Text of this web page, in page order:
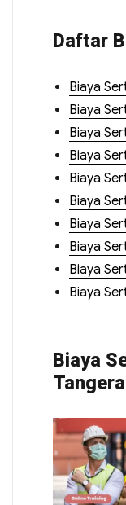
Daftar
Biaya
Biaya
Biaya
Biaya
Biaya
Biaya
Biaya
Biaya
Biaya
Biaya
Biaya